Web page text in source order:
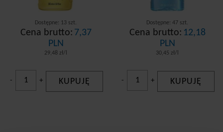
Dostępne: 13 szt.
Cena brutto: 7,37
PLN
29,48 zł/l
- + KUPUJĘ
Dostępne: 47 szt.
Cena brutto: 12,18
PLN
30,45 zł/l
- + KUPUJĘ